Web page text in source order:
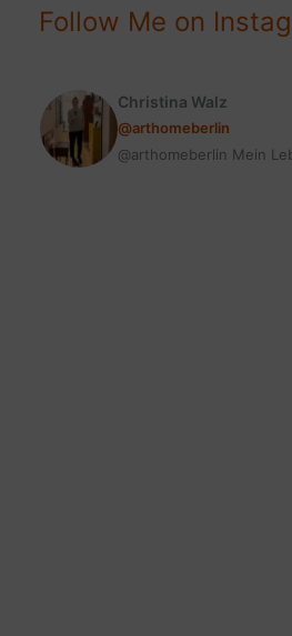
Follow Me on
Christina Walz
@arthomeberlin
@arthomeberlin Mein